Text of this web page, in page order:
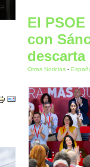
El
con
Otras Noticias -